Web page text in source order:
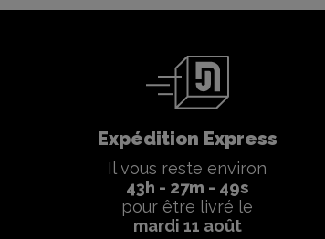
Expédition Express
Il vous reste environ
43 h - 27m - 48s
pour être livré le
mardi 11 août